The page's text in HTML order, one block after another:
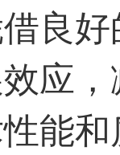
良
应
能